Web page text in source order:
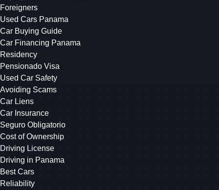
Foreigners
Used Cars Panama
Car Buying Guide
Car Financing Panama
Residency
Pensionado Visa
Used Car Safety
Avoiding Scams
Car Liens
Car Insurance
Seguro Obligatorio
Cost of Ownership
Driving License
Driving in Panama
Best Cars
Reliability